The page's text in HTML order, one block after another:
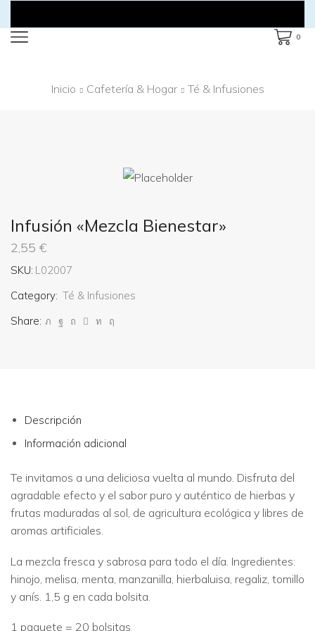
0
Inicio Cafetería & Hogar Té & Infusiones
Infusión «Mezcla Bienestar»
2,55 €
SKU: L02007
Category: Té & Infusiones
Share:
Descripción
Información adicional
Te invitamos a una deliciosa vuelta al mundo. Disfruta del
agradable efecto y el sabor puro y auténtico de hierbas y
frutas maduradas al sol, de agricultura ecológica y libres de
aromas artificiales.
La mezcla fresca y sabrosa para todo el día. Ingredientes:
hinojo, melisa, menta, manzanilla, hierbaluisa, regaliz, tomillo
y anís. 1,5 g en cada bolsita.
1 paquete = 20 bolsitas